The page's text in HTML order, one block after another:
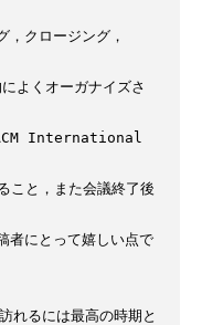
，クロージング，
くオーガナイズさ
ACM International
と，また会議終了後
者にとって嬉しい点で
れるには最高の時期と